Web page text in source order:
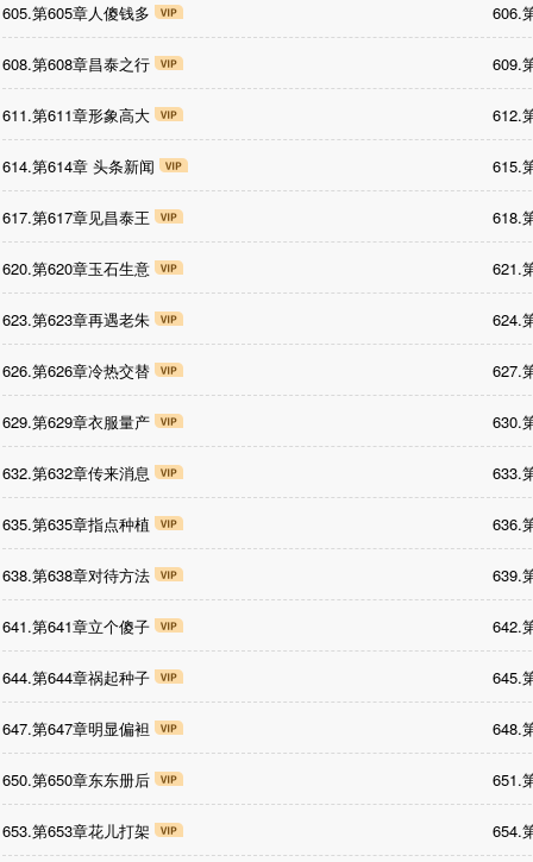
605.第605章人傻钱多 606.
608.第608章昌泰之行 609.
611.第611章形象高大 612.
614.第614章 头条新闻 615.
617.第617章见昌泰王 618.
620.第620章玉石生意 621.
623.第623章再遇老朱 624.
626.第626章冷热交替 627.
629.第629章衣服量产 630.
632.第632章传来消息 633.
635.第635章指点种植 636.
638.第638章对待方法 639.
641.第641章立个傻子 642.
644.第644章祸起种子 645.
647.第647章明显偏袒 648.
650.第650章东东册后 651.
653.第653章花儿打架 654.